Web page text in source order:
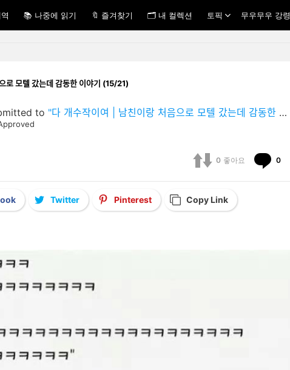
📚 나중에 읽기 🔖 즐겨찾기 🗂 내 컬렉션 토픽 무우무우 강령
모텔 갔는데 감동한 이야기 (15/21)
to "다 개수작이여 | 남친이랑 처음으로 모텔 갔는데 감동한 이야기"
0 좋아요 0
Twitter Pinterest Copy Link